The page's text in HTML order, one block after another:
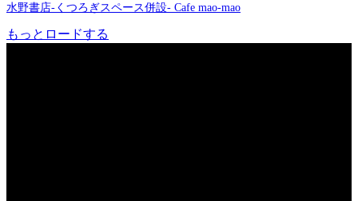
水野書店-くつろぎスペース併設- Cafe mao-mao
もっとロードする